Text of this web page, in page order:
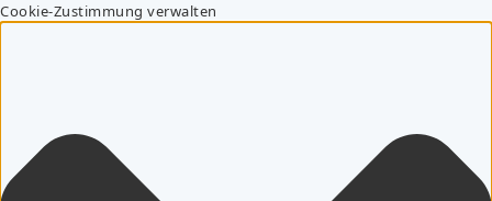
Cookie-Zustimmung verwalten